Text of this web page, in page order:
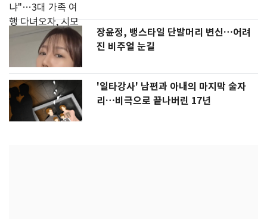
장윤정, 뱅스타일 단발머리 변신…어려
진 비주얼 눈길
'일타강사' 남편과 아내의 마지막 술자
리…비극으로 끝나버린 17년